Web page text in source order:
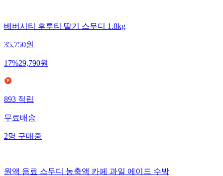
베버시티 후루티 딸기 스무디 1.8kg
35,750원
17%29,790원
893적립
무료배송
2명구매중